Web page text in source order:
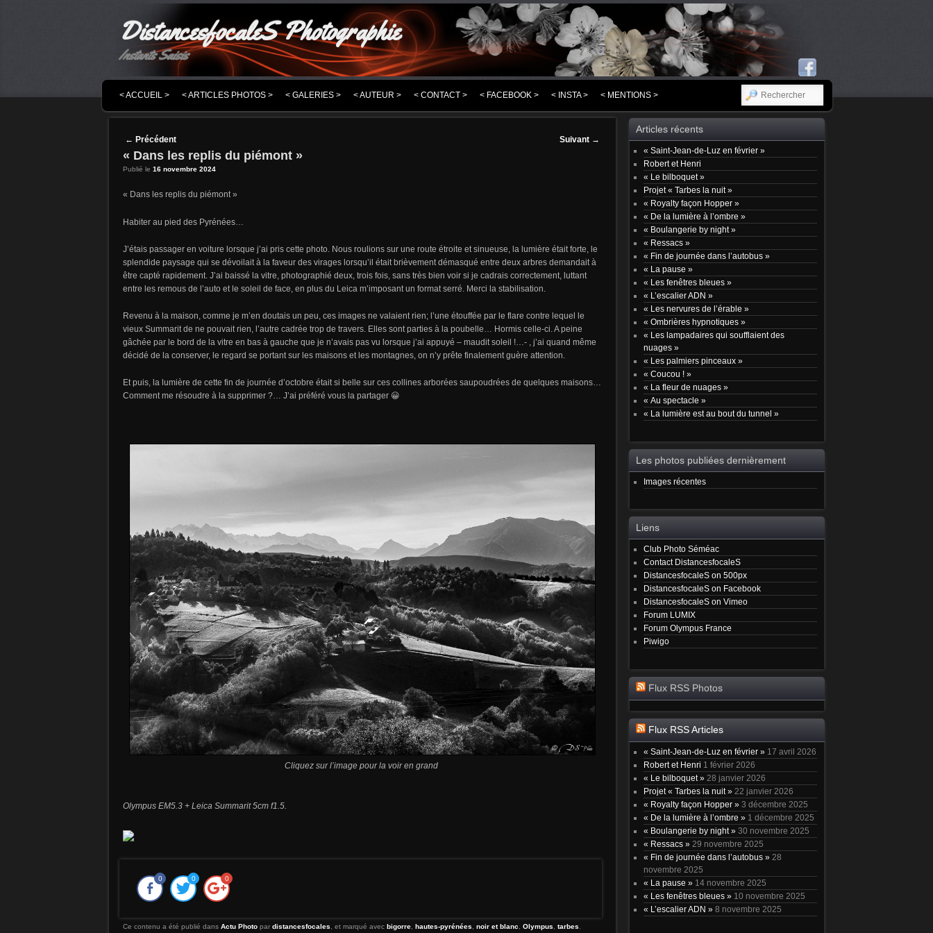
DistancesfocaleS Photographie
Instants Saisis
MASQUER LA NAVIGATION PRINCIPALE
MASQUER LA NAVIGATION SECONDAIRE
< ACCUEIL > < ARTICLES PHOTOS > < GALERIES > < AUTEUR > < CONTACT > < FACEBOOK > < INSTA > < MENTIONS > RECHERCHER
Post navigation
← Précédent Suivant →
« Dans les replis du piémont »
Publié le 16 novembre 2024
« Dans les replis du piémont »
Habiter au pied des Pyrénées…
J’étais passager en voiture lorsque j’ai pris cette photo. Nous roulions sur une route étroite et sinueuse, la lumière était forte, le
splendide paysage qui se dévoilait à la faveur des virages lorsqu’il était brièvement démasqué entre deux arbres demandait à
être capté rapidement. J’ai baissé la vitre, photographié deux, trois fois, sans très bien voir si je cadrais correctement, luttant
entre les remous de l’auto et le soleil de face, en plus du Leica m’imposant un format serré. Merci la stabilisation.
Revenu à la maison, comme je m’en doutais un peu, ces images ne valaient rien; l’une étouffée par le flare contre lequel le
vieux Summarit de ne pouvait rien, l’autre cadrée trop de travers. Elles sont parties à la poubelle… Hormis celle-ci. A peine
gâchée par le bord de la vitre en bas à gauche que je n’avais pas vu lorsque j’ai appuyé – maudit soleil !…- , j’ai quand même
décidé de la conserver, le regard se portant sur les maisons et les montagnes, on n’y prête finalement guère attention.
Et puis, la lumière de cette fin de journée d’octobre était si belle sur ces collines arborées saupoudrées de quelques maisons…
Comment me résoudre à la supprimer ?… J’ai préféré vous la partager 😀
Cliquez sur l’image pour la voir en grand
Olympus EM5.3 + Leica Summarit 5cm f1.5.
0 0 0
Ce contenu a été publié dans Actu Photo par distancesfocales , et marqué avec bigorre hautes-pyrénées noir et blanc Olympus tarbes
Articles récents
« Saint-Jean-de-Luz en février »
Robert et Henri
« Le bilboquet »
Projet « Tarbes la nuit »
« Royalty façon Hopper »
« De la lumière à l’ombre »
« Boulangerie by night »
« Ressacs »
« Fin de journée dans l’autobus »
« La pause »
« Les fenêtres bleues »
« L’escalier ADN »
« Les nervures de l’érable »
« Ombrières hypnotiques »
« Les lampadaires qui soufflaient des
nuages »
« Les palmiers pinceaux »
« Coucou ! »
« La fleur de nuages »
« Au spectacle »
« La lumière est au bout du tunnel »
Les photos publiées dernièrement
Images récentes
Liens
Club Photo Séméac
Contact DistancesfocaleS
DistancesfocaleS on 500px
DistancesfocaleS on Facebook
DistancesfocaleS on Vimeo
Forum LUMIX
Forum Olympus France
Piwigo
Flux RSS Photos
Flux RSS Articles
« Saint-Jean-de-Luz en février » 17 avril 2026
Robert et Henri 1 février 2026
« Le bilboquet » 28 janvier 2026
Projet « Tarbes la nuit » 22 janvier 2026
« Royalty façon Hopper » 3 décembre 2025
« De la lumière à l’ombre » 1 décembre 2025
« Boulangerie by night » 30 novembre 2025
« Ressacs » 29 novembre 2025
« Fin de journée dans l’autobus » 28
novembre 2025
« La pause » 14 novembre 2025
« Les fenêtres bleues » 10 novembre 2025
« L’escalier ADN » 8 novembre 2025